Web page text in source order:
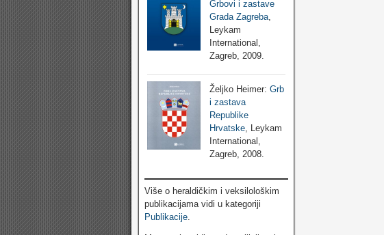
Grbovi i zastave
Grada Zagreba
Leykam
International,
Zagreb, 2009.
Željko Heimer:Grb
i zastava
Republike
Hrvatske, Leykam
International,
Zagreb, 2008.
Više o heraldičkim i veksilološkim
publikacijama vidi u kategoriji
Publikacije